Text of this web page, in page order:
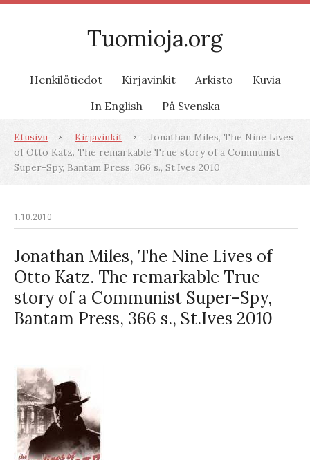
Tuomioja.org
Henkilötiedot Kirjavinkit Arkisto
Kuvia
In English
På Svenska
Etusivu Kirjavinkit
Jonathan Miles, The Nine Lives
of Otto Katz. The remarkable True story of a Communist
Super-Spy, Bantam Press, 366 s., St.Ives 2010
1.10.2010
Jonathan Miles, The Nine Lives of
Otto Katz. The remarkable True
story of a Communist Super-Spy,
Bantam Press, 366 s., St.Ives 2010